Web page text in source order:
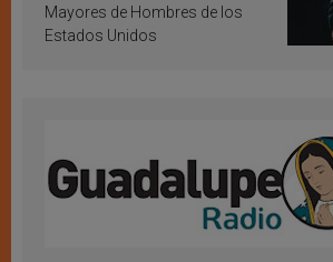
Mayores de Hombres de los
Estados Unidos